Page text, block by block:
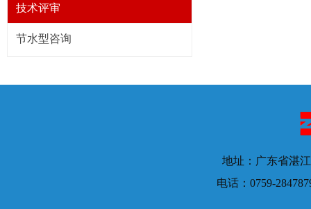
技术评审
节水型咨询
地址：广东省湛
电话：0759-